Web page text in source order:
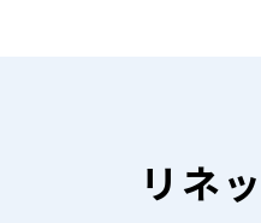
リネ